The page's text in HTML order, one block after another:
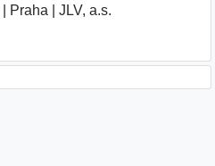
Praha JLV, a.s.